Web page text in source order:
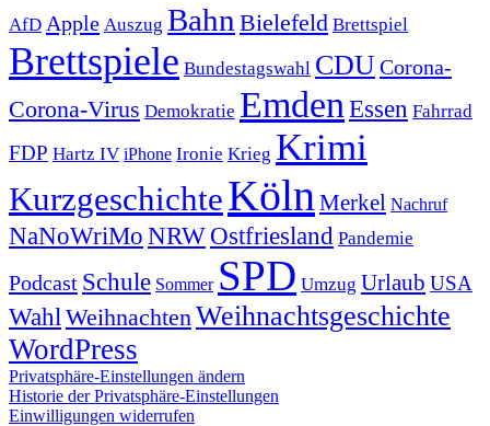
AfD Apple Auszug Bahn Bielefeld Brettspiel
Brettspiele Bundestagswahl CDUCorona-
Corona-Virus Demokratie Emden Essen Fahrrad
FDP Hartz IV iPhone Ironie Krieg Krimi
KurzgeschichteKöln Merkel Nachruf
NaNoWriMo NRWOstfriesland Pandemie
Podcast Schule Sommer SPD Umzug Urlaub USA
Wahl Weihnachten Weihnachtsgeschichte
WordPress
Privatsphäre-Einstellungen ändern
Historie der Privatsphäre-Einstellungen
Einwilligungen widerrufen